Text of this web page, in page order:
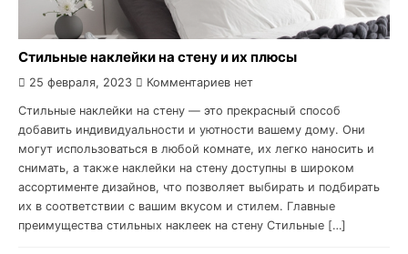
Стильные наклейки на стену и их плюсы
25 февраля, 2023 Комментариев нет
Стильные наклейки на стену — это прекрасный способ
добавить индивидуальности и уютности вашему дому. Они
могут использоваться в любой комнате, их легко наносить и
снимать, а также наклейки на стену доступны в широком
ассортименте дизайнов, что позволяет выбирать и подбирать
их в соответствии с вашим вкусом и стилем. Главные
преимущества стильных наклеек на стену Стильные […]